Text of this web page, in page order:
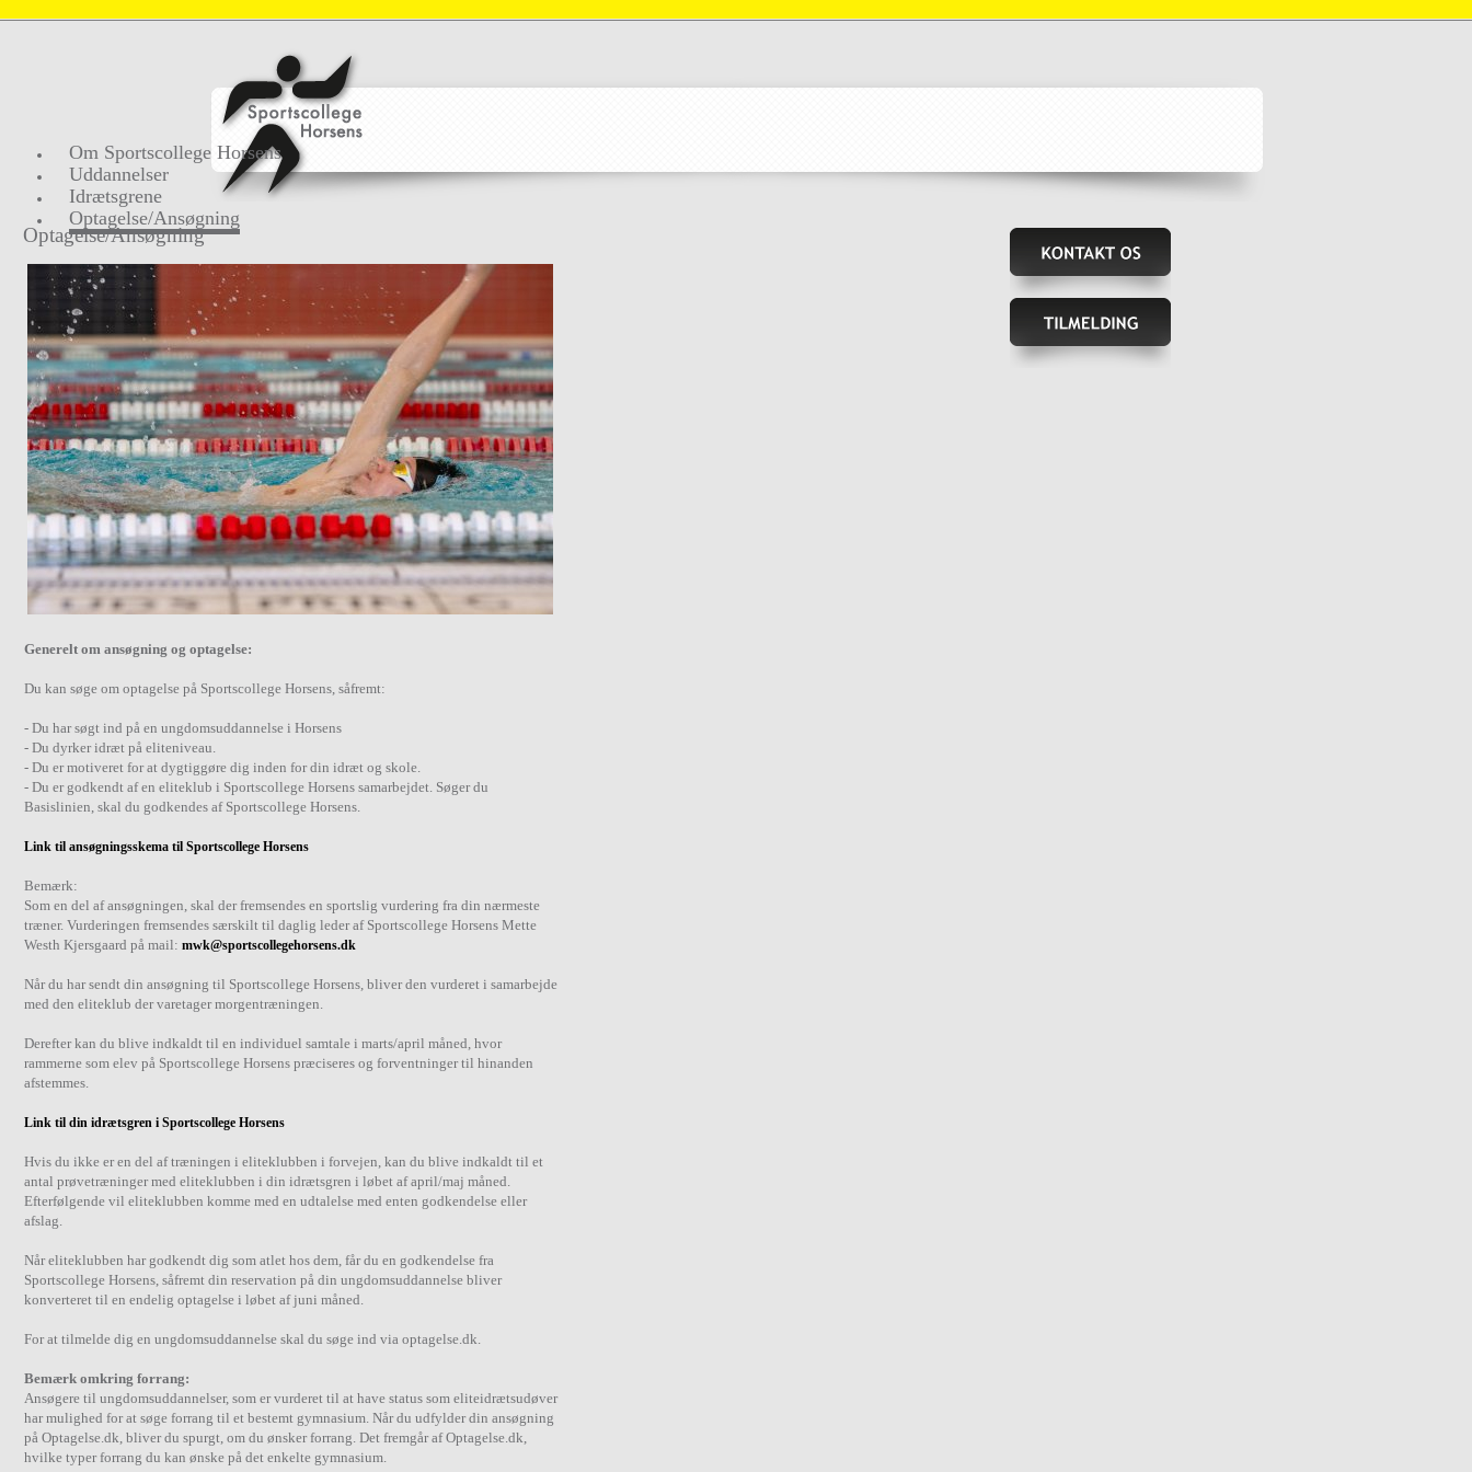
Om Sportscollege Horsens
Uddannelser
Idrætsgrene
Optagelse/Ansøgning
Optagelse/Ansøgning
Generelt om ansøgning og optagelse:
Du kan søge om optagelse på Sportscollege Horsens, såfremt:
- Du har søgt ind på en ungdomsuddannelse i Horsens
- Du dyrker idræt på eliteniveau.
- Du er motiveret for at dygtiggøre dig inden for din idræt og skole.
- Du er godkendt af en eliteklub i Sportscollege Horsens samarbejdet. Søger du
Basislinien, skal du godkendes af Sportscollege Horsens.
Link til ansøgningsskema til Sportscollege Horsens
Bemærk:
Som en del af ansøgningen, skal der fremsendes en sportslig vurdering fra din nærmeste
træner. Vurderingen fremsendes særskilt til daglig leder af Sportscollege Horsens Mette
Westh Kjersgaard på mail: mwk@sportscollegehorsens.dk
Når du har sendt din ansøgning til Sportscollege Horsens, bliver den vurderet i samarbejde
med den eliteklub der varetager morgentræningen.
Derefter kan du blive indkaldt til en individuel samtale i marts/april måned, hvor
rammerne som elev på Sportscollege Horsens præciseres og forventninger til hinanden
afstemmes.
Link til din idrætsgren i Sportscollege Horsens
Hvis du ikke er en del af træningen i eliteklubben i forvejen, kan du blive indkaldt til et
antal prøvetræninger med eliteklubben i din idrætsgren i løbet af april/maj måned.
Efterfølgende vil eliteklubben komme med en udtalelse med enten godkendelse eller
afslag.
Når eliteklubben har godkendt dig som atlet hos dem, får du en godkendelse fra
Sportscollege Horsens, såfremt din reservation på din ungdomsuddannelse bliver
konverteret til en endelig optagelse i løbet af juni måned.
For at tilmelde dig en ungdomsuddannelse skal du søge ind via optagelse.dk.
Bemærk omkring forrang:
Ansøgere til ungdomsuddannelser, som er vurderet til at have status som eliteidrætsudøver
har mulighed for at søge forrang til et bestemt gymnasium. Når du udfylder din ansøgning
på Optagelse.dk, bliver du spurgt, om du ønsker forrang. Det fremgår af Optagelse.dk,
hvilke typer forrang du kan ønske på det enkelte gymnasium.